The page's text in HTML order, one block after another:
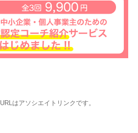
はアソシエイトリンクです。